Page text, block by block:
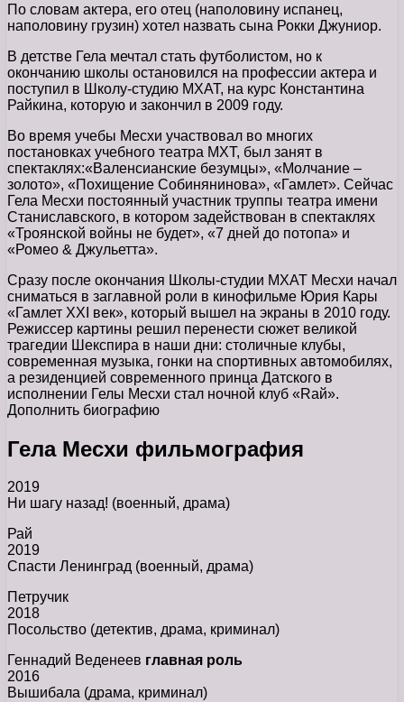
По словам актера, его отец (наполовину испанец,
наполовину грузин) хотел назвать сына Рокки Джуниор.
В детстве Гела мечтал стать футболистом, но к
окончанию школы остановился на профессии актера и
поступил в Школу-студию МХАТ, на курс Константина
Райкина, которую и закончил в 2009 году.
Во время учебы Месхи участвовал во многих
постановках учебного театра МХТ, был занят в
спектаклях:«Валенсианские безумцы», «Молчание –
золото», «Похищение Собинянинова», «Гамлет». Сейчас
Гела Месхи постоянный участник труппы театра имени
Станиславского, в котором задействован в спектаклях
«Троянской войны не будет», «7 дней до потопа» и
«Ромео & Джульетта».
Сразу после окончания Школы-студии МХАТ Месхи начал
сниматься в заглавной роли в кинофильме Юрия Кары
«Гамлет XXI век», который вышел на экраны в 2010 году.
Режиссер картины решил перенести сюжет великой
трагедии Шекспира в наши дни: столичные клубы,
современная музыка, гонки на спортивных автомобилях,
а резиденцией современного принца Датского в
исполнении Гелы Месхи стал ночной клуб «Rай».
Дополнить биографию
Гела Месхи фильмография
2019
Ни шагу назад! (военный, драма)
Рай
2019
Спасти Ленинград (военный, драма)
Петручик
2018
Посольство (детектив, драма, криминал)
Геннадий Веденеев главная роль
2016
Вышибала (драма, криминал)